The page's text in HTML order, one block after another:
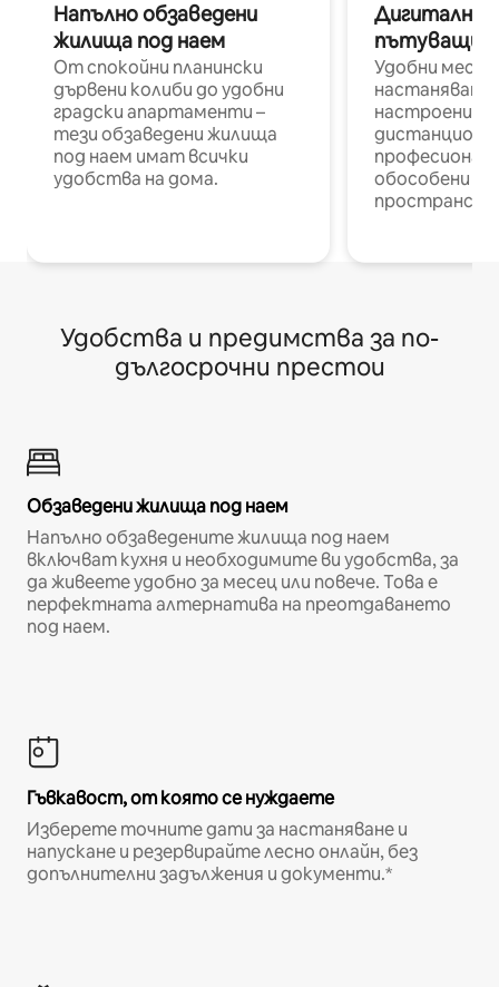
Напълно обзаведени
жилища под наем
От спокойни планински
дървени колиби до удобни
градски апартаменти –
тези обзаведени жилища
под наем имат всички
удобства на дома.
Дигитални
пътуващи
Удобни
настаняване
настроени и
обособени
Удобства и предимства за по-
дългосрочни престои
Обзаведени жилища под наем
Напълно обзаведените жилища под наем
включват кухня и необходимите ви удобства, за
да живеете удобно за месец или повече. Това е
перфектната алтернатива на преотдаването
под наем.
Гъвкавост, от която се нуждаете
Изберете точните дати за настаняване и
напускане и резервирайте лесно онлайн, без
допълнителни задължения и документи.*